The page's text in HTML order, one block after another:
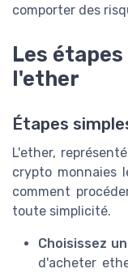
comporter des
Les
l'ether
Étapes
L'ether,
crypto monnaies
comment
toute simplicité.
Choisissez
d'acheter